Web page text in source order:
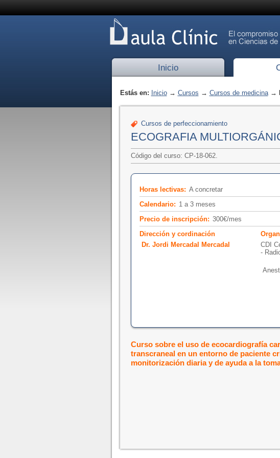
Inicio
Estás en: Inicio→ Cursos → Cursos de medicina→
Cursos de perfeccionamiento
ECOGRAFIA
Código del curso: CP-18-062.
Horas lectivas: A concretar
Calendario: 1 a 3 meses
Precio de inscripción: 300€/mes
Dirección y cordinación
Dr. Jordi Mercadal Mercadal
CDI
-
Curso sobre el uso de ecocardiografía
transcraneal en un entorno de paciente
monitorización diaria y de ayuda a la